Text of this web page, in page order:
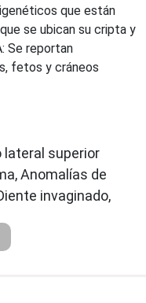
que están
se ubican su cripta y
Se reportan
fetos y cráneos
lateral superior
Anomalías de
invaginado,